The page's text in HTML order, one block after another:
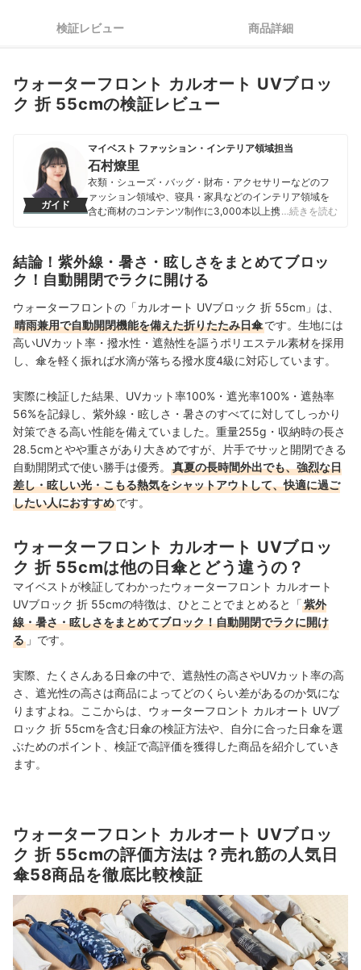
検証レビュー 商品詳細
ウォーターフロント カルオート UVブロッ
ク 折 55cmの検証レビュー
ガイド
マイベスト ファッション・インテリア領域担当
石村燎里
衣類・シューズ・バッグ・財布・アクセサリーなどのフ
ァッション領域や、寝具・家具などのインテリア領域を
含む商材のコンテンツ制作に3,000本以上携わる。デザ
に、情報発信を行っている。
石村燎里のプロフィール
…続きを読む
結論！紫外線・暑さ・眩しさをまとめてブロッ
ク！自動開閉でラクに開ける
ウォーターフロントの「カルオート UVブロック 折 55cm」は、
晴雨兼用で自動開閉機能を備えた折りたたみ日傘です。生地には
高いUVカット率・撥水性・遮熱性を謳うポリエステル素材を採用
し、傘を軽く振れば水滴が落ちる撥水度4級に対応しています。
実際に検証した結果、UVカット率100%・遮光率100%・遮熱率
56%を記録し、紫外線・眩しさ・暑さのすべてに対してしっかり
対策できる高い性能を備えていました。重量255g・収納時の長さ
28.5cmとやや重さがあり大きめですが、片手でサッと開閉できる
自動開閉式で使い勝手は優秀。
真夏の長時間外出でも、強烈な日
差し・眩しい光・こもる熱気をシャットアウトして、快適に過ご
したい人におすすめです。
ウォーターフロント カルオート UVブロッ
ク 折 55cmは他の日傘とどう違うの？
マイベストが検証してわかったウォーターフロント カルオート
UVブロック 折 55cmの特徴は、ひとことでまとめると「紫外
線・暑さ・眩しさをまとめてブロック！自動開閉でラクに開け
る 」です。
実際、たくさんある日傘の中で、遮熱性の高さやUVカット率の高
さ、遮光性の高さは商品によってどのくらい差があるのか気にな
りますよね。ここからは、ウォーターフロント カルオート UVブ
ロック 折 55cmを含む日傘の検証方法や、自分に合った日傘を選
ぶためのポイント、検証で高評価を獲得した商品を紹介していき
ます。
ウォーターフロント カルオート UVブロッ
ク 折 55cmの評価方法は？売れ筋の人気日
傘58商品を徹底比較検証